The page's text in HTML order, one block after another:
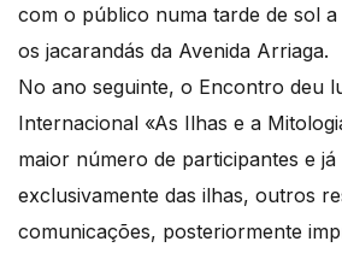
com o público numa tarde de sol
os jacarandás da Avenida Arriaga.
No ano seguinte, o Encontro deu
Internacional «As Ilhas e a
maior número de participantes e
exclusivamente das ilhas, outros
comunicações, posteriormente